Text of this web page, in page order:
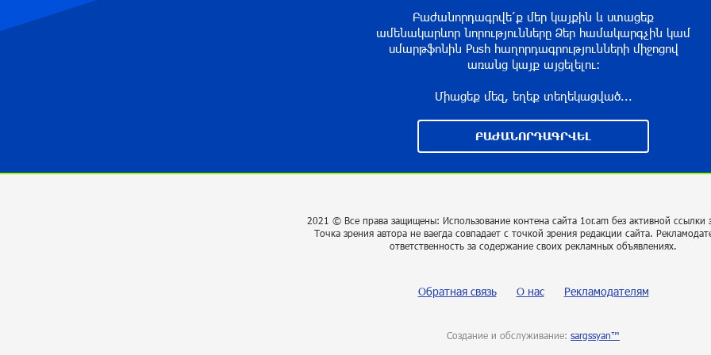
Բաժանորդագրվե՛ք մեր կայքին և ստացեք
ամենակարևոր նորությունները Ձեր համակարգչին կամ
սմարթֆոնին Push հաղորդագրությունների միջոցով
առանց կայք այցելելու։
Միացեք մեզ, եղեք տեղեկացված...
ԲԱԺԱՆՈՐԴԱԳՐՎԵԼ
2021 © Все права защищены: Использование контена сайта 1or.am без активной ссылки
Точка зрения автора не ваегда совпадает с точкой зрения редакции сайта.
ответственность за содержание своих рекламных объявлениях.
Обратная связь О нас Рекламодателям
Создание и обслуживание: sargssyan™